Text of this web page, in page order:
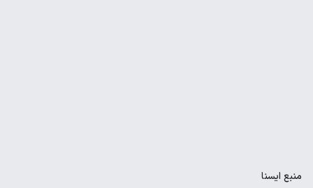
منبع ايسنا